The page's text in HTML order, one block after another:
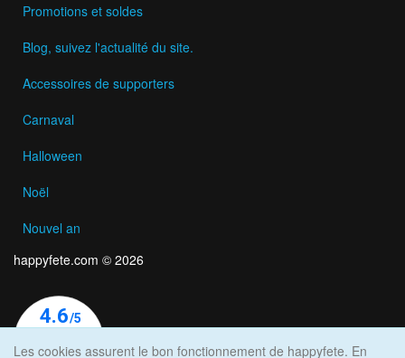
Promotions et soldes
Blog, suivez l'actualité du site.
Accessoires de supporters
Carnaval
Halloween
Noël
Nouvel an
happyfete.com © 2026
Les cookies assurent le bon fonctionnement de happyfete. En